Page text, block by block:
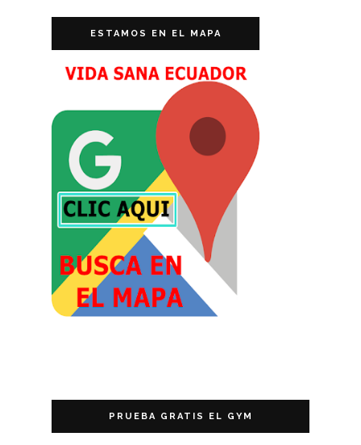
ESTAMOS EN EL MAPA
PRUEBA GRATIS EL GYM